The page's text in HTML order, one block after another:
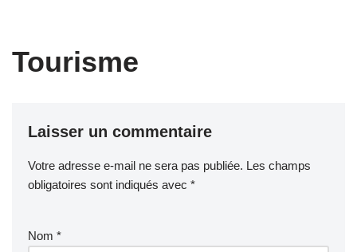
Tourisme
Laisser un commentaire
Votre adresse e-mail ne sera pas publiée. Les champs
obligatoires sont indiqués avec *
Nom *